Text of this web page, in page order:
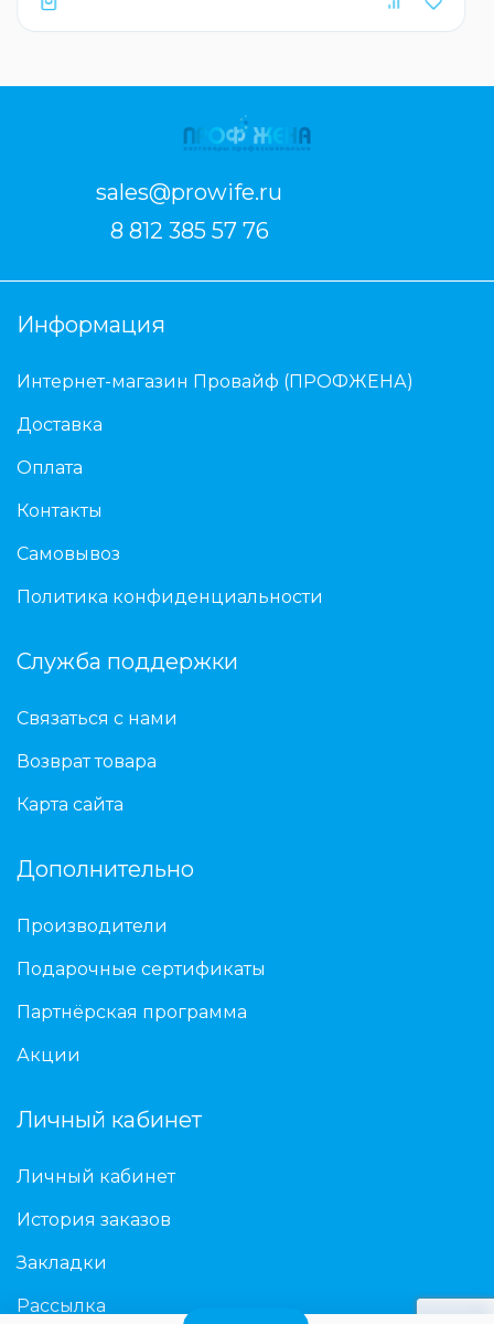
sales@prowife.ru
8 812 385 57 76
Информация
Интернет-магазин Провайф (ПРОФЖЕНА)
Доставка
Оплата
Контакты
Самовывоз
Политика конфиденциальности
Служба поддержки
Связаться с нами
Возврат товара
Карта сайта
Дополнительно
Производители
Подарочные сертификаты
Партнёрская программа
Акции
Личный кабинет
Личный кабинет
История заказов
Закладки
Рассылка